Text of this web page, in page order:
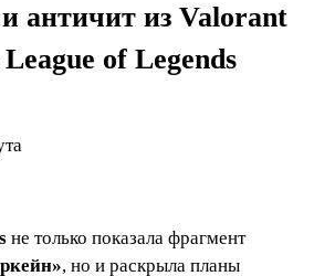
античит из Valorant
of Legends
не только показала фрагмент
, но и раскрыла планы